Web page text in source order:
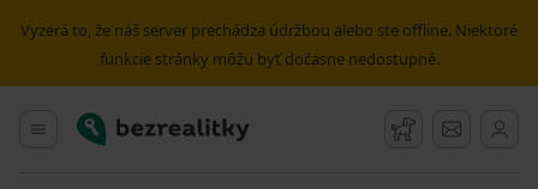
Vyzerá to, že náš server prechádza údržbou alebo ste offline. Niektoré
funkcie stránky môžu byť dočasne nedostupné.
Hlavné menu
Bezrealitky Strážny pes
Správy